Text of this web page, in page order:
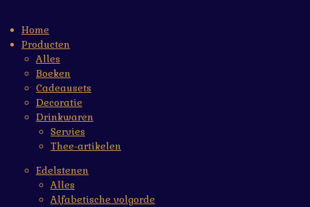
Home
Producten
Alles
Boeken
Cadeausets
Decoratie
Drinkwaren
Servies
Thee-artikelen
Edelstenen
Alles
Alfabetische volgorde